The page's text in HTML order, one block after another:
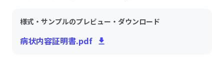
様式・サンプルのプレビュー・ダウンロード
病状内容証明書.pdf